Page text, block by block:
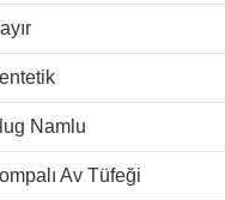
Namlu
Av Tüfeği